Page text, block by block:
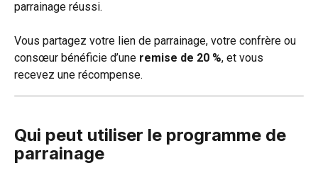
parrainage réussi.
Vous partagez votre lien de parrainage, votre confrère ou
consœur bénéficie d’une remise de 20 %, et vous
recevez une récompense.
Qui peut utiliser le programme de
parrainage